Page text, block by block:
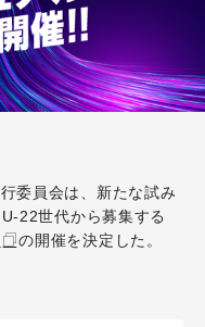
委員会は、新たな試み
22世代から募集する
の開催を決定した。